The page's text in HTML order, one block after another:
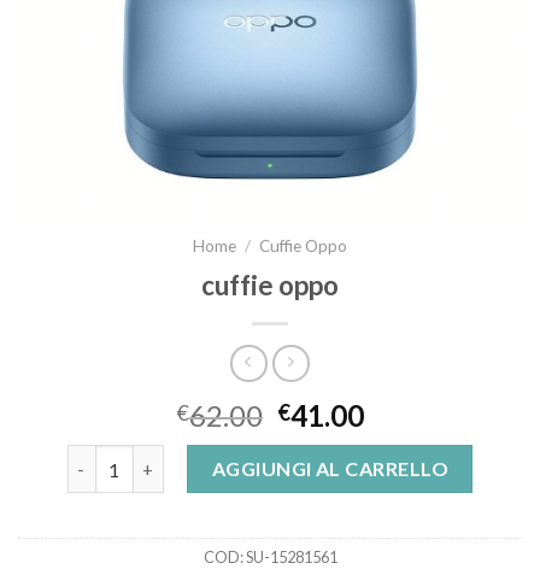
Home / Cuffie Oppo
cuffie oppo
€62.00 €41.00
AGGIUNGI AL CARRELLO
COD:SU-15281561